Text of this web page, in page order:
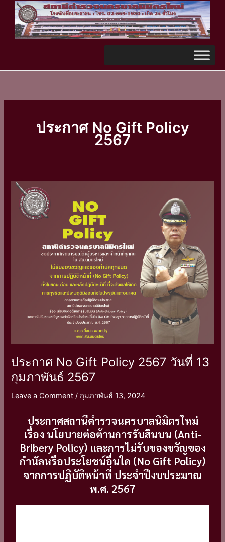
content
ประกาศ No Gift Policy
2567
ประกาศ No Gift Policy 2567 วันที่ 13
กุมภาพันธ์ 2567
Leave a Comment / กุมภาพันธ์ 13, 2024
ประกาศสถานีตำรวจนครบาลนิมิตรใหม่
เรื่อง นโยบายต่อต้านการรับสินบน (Anti-
Bribery Policy) และการไม่รับของขวัญของ
กำนัลหรือประโยชน์อื่นใด (No Gift Policy)
จากการปฏิบัติหน้าที่ ประจำปีงบประมาณ
พ.ศ. 2567
ประกาศ
No
Gift
กุมภาพันธ์
TikTok